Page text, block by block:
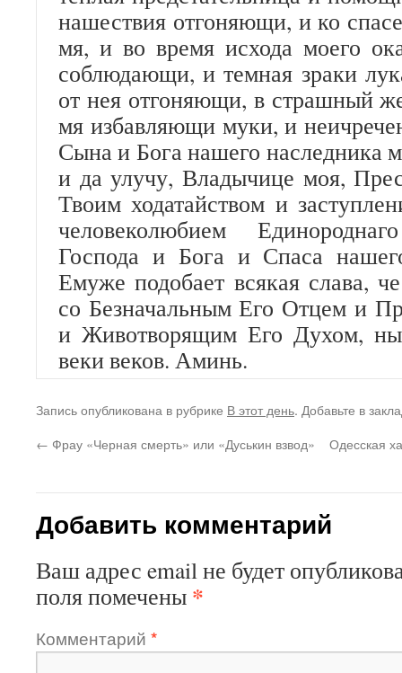
нашествия отгоняющи, и ко
мя, и во время исхода моего
соблюдающи, и темная зраки
от нея отгоняющи, в страшный
мя избавляющи муки, и
Сына и Бога нашего наследника
и да улучу, Владычице моя,
Твоим ходатайством и
человеколюбием
Господа и Бога и Спаса
Емуже подобает всякая слава,
со Безначальным Его Отцем и
и Животворящим Его Духом,
веки веков. Аминь.
Запись опубликована в рубрике В этот день. Добавьте в
← Фрау «Черная смерть» или «Дуськин взвод» Одесская
Добавить комментарий
Ваш адрес email не будет
поля помечены *
Комментарий *